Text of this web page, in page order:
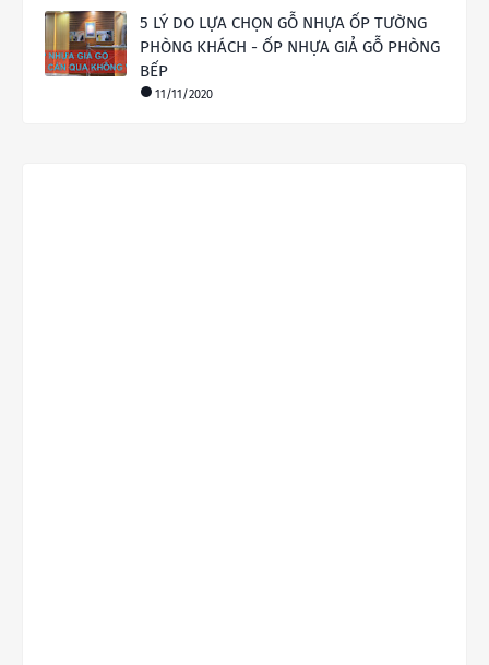
5 LÝ DO LỰA CHỌN GỖ NHỰA ỐP TƯỜNG
PHÒNG KHÁCH - ỐP NHỰA GIẢ GỖ PHÒNG
BẾP
11/11/2020